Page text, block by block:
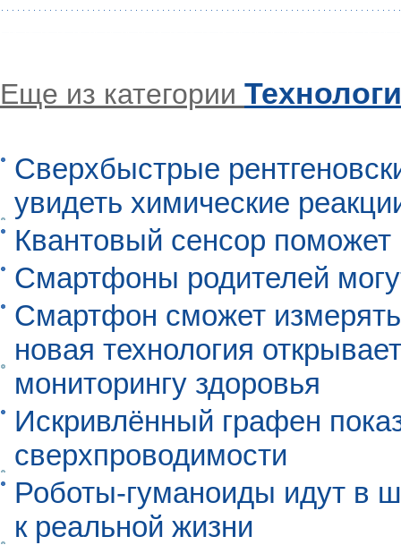
Еще из категории
Сверхбыстрые
увидеть химические
Квантовый сенсор
Смартфоны родителей
Смартфон сможет
новая технология
мониторингу здоровья
Искривлённый графен
сверхпроводимости
Роботы-гуманоиды идут в
к реальной жизни